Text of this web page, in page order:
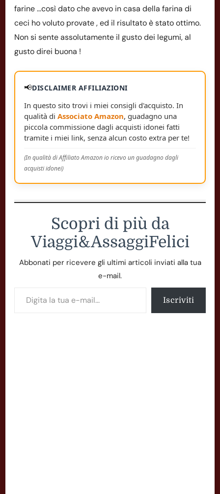
farine …così dato che avevo in casa della farina di
ceci ho voluto provate , ed il risultato è stato ottimo.
Non si sente assolutamente il gusto dei legumi, al
gusto direi buona !
📢DISCLAIMER AFFILIAZIONI
In questo sito trovi i miei consigli d'acquisto. In
qualità di Associato Amazon, guadagno una
piccola commissione dagli acquisti idonei fatti
tramite i miei link, senza alcun costo extra per te!
(In qualità di Affiliato Amazon io ricevo un guadagno dagli
acquisti idonei)
Scopri di più da
Viaggi&AssaggiFelici
Abbonati per ricevere gli ultimi articoli inviati alla tua
e-mail.
Iscriviti